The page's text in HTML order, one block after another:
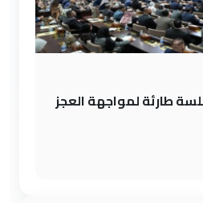
بجلسة طارئة لمواجهة العجز